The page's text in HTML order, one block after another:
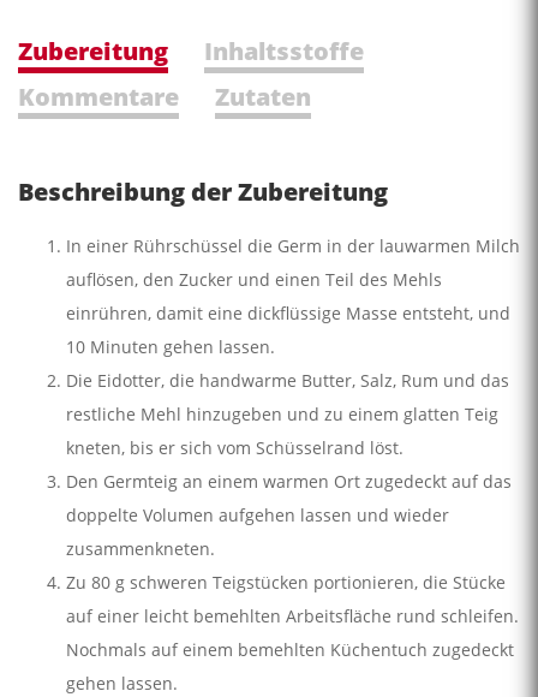
Zubereitung
Inhaltsstoffe
Kommentare
Zutaten
Beschreibung der Zubereitung
In einer Rührschüssel die Germ in der lauwarmen Milch
auflösen, den Zucker und einen Teil des Mehls
einrühren, damit eine dickflüssige Masse ent­steht, und
10 Minuten gehen lassen.
Die Eidotter, die handwarme Butter, Salz, Rum und das
restliche Mehl hinzugeben und zu einem glatten Teig
kneten, bis er sich vom Schüsselrand löst.
Den Germteig an einem warmen Ort zugedeckt auf das
doppelte Volumen aufgehen lassen und wieder
zusammenkneten.
Zu 80 g schweren Teigstücken portionieren, die Stücke
auf einer leicht bemehlten Arbeitsfläche rund schlei­fen.
Nochmals auf einem bemehlten Küchentuch zugedeckt
gehen lassen.